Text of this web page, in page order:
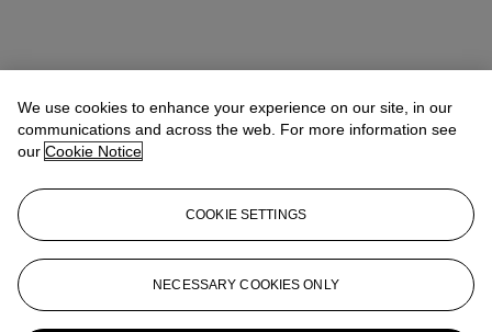
Laëtitia Bauduin de la BrosseDeputy Chairman
lbauduin@christies.com+33 (0)1 40 76 85 95
We use cookies to enhance your experience on our site, in our
communications and across the web. For more information see
our Cookie Notice
COOKIE SETTINGS
NECESSARY COOKIES ONLY